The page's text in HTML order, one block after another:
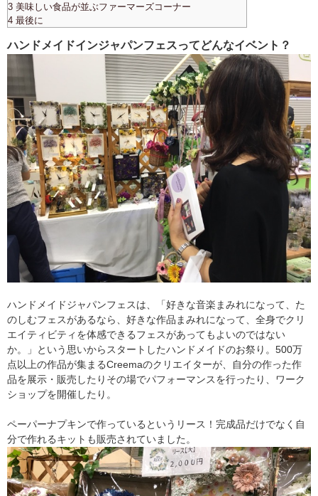
3 美味しい食品が並ぶファーマーズコーナー
4 最後に
ハンドメイドインジャパンフェスってどんなイベント？
ハンドメイドジャパンフェスは、「好きな音楽まみれになって、た
のしむフェスがあるなら、好きな作品まみれになって、全身でクリ
エイティビティを体感できるフェスがあってもよいのではない
か。」という思いからスタートしたハンドメイドのお祭り。500万
点以上の作品が集まるCreemaのクリエイターが、自分の作った作
品を展示・販売したりその場でパフォーマンスを行ったり、ワーク
ショップを開催したり。
ペーパーナプキンで作っているというリース！完成品だけでなく自
分で作れるキットも販売されていました。